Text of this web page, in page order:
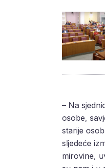
– Na
osobe,
starije
sljedeće
mirovine,